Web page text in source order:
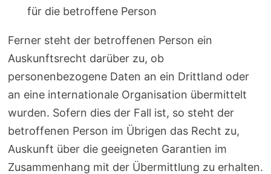
für die betroffene Person
Ferner steht der betroffenen Person ein
Auskunftsrecht darüber zu, ob
personenbezogene Daten an ein Drittland oder
an eine internationale Organisation übermittelt
wurden. Sofern dies der Fall ist, so steht der
betroffenen Person im Übrigen das Recht zu,
Auskunft über die geeigneten Garantien im
Zusammenhang mit der Übermittlung zu erhalten.